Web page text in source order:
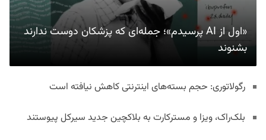
«اول از AI پرسیدم»؛ جمله‌ای که پزشکان دوست ندارند
بشنوند
رگولاتوری: حجم بسته‌های اینترنتی کاهش نیافته است
بلک‌راک، ویزا و مسترکارت به بلاکچین جدید سیرکل پیوستند